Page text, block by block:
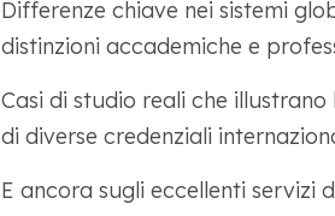
Differenze chiave nei sistemi
distinzioni accademiche e
Casi di studio reali che
di diverse credenziali
E ancora sugli eccellenti servizi